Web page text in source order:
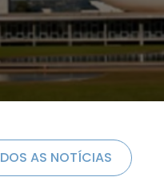
AS NOTÍCIAS